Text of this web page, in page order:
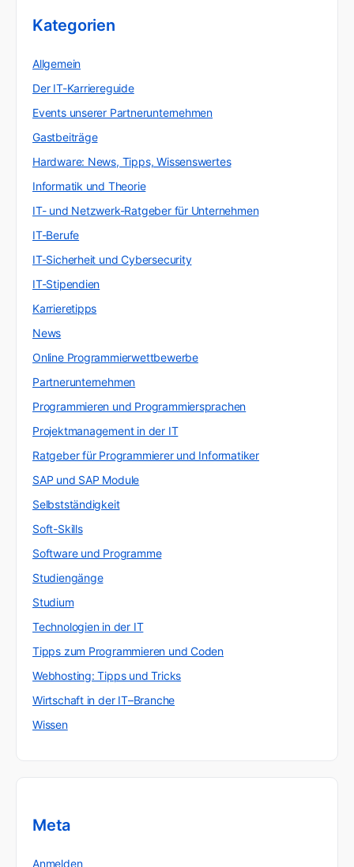
Kategorien
Allgemein
Der IT-Karriereguide
Events unserer Partnerunternehmen
Gastbeiträge
Hardware: News, Tipps, Wissenswertes
Informatik und Theorie
IT- und Netzwerk-Ratgeber für Unternehmen
IT-Berufe
IT-Sicherheit und Cybersecurity
IT-Stipendien
Karrieretipps
News
Online Programmierwettbewerbe
Partnerunternehmen
Programmieren und Programmiersprachen
Projektmanagement in der IT
Ratgeber für Programmierer und Informatiker
SAP und SAP Module
Selbstständigkeit
Soft-Skills
Software und Programme
Studiengänge
Studium
Technologien in der IT
Tipps zum Programmieren und Coden
Webhosting: Tipps und Tricks
Wirtschaft in der IT–Branche
Wissen
Meta
Anmelden